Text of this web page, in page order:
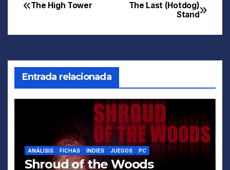
Navegación
de
The Last (Hotdog)
Stand
The High Tower
Entrada relacionada
ANÁLISIS FICHAS INDIES JUEGOS PC
Shroud of the Woods